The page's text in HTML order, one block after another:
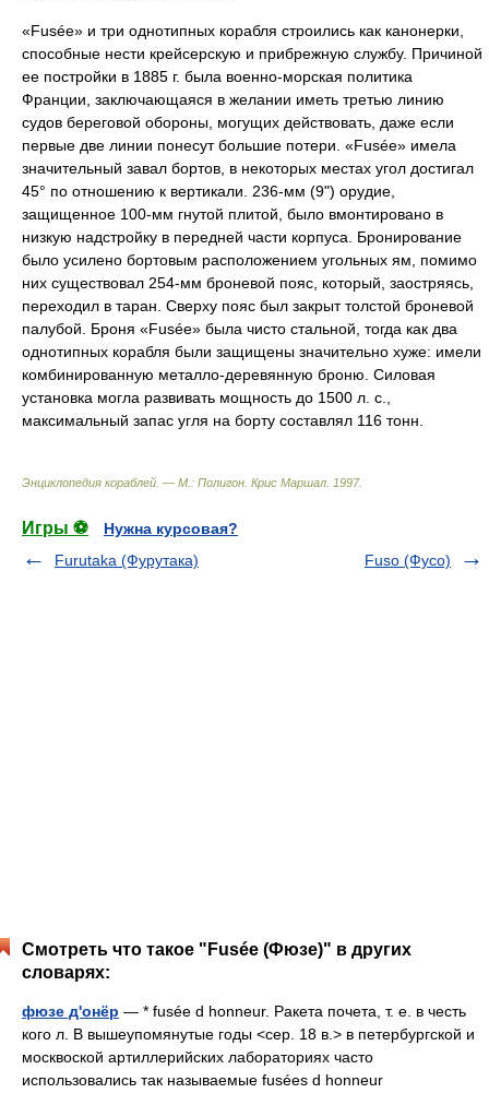
«Fusée» и три однотипных корабля строились как канонерки,
способные нести крейсерскую и прибрежную службу. Причиной
ее постройки в 1885 г. была военно-морская политика
Франции, заключающаяся в желании иметь третью линию
судов береговой обороны, могущих действовать, даже если
первые две линии понесут большие потери. «Fusée» имела
значительный завал бортов, в некоторых местах угол достигал
45° по отношению к вертикали. 236-мм (9") орудие,
защищенное 100-мм гнутой плитой, было вмонтировано в
низкую надстройку в передней части корпуса. Бронирование
было усилено бортовым расположением угольных ям, помимо
них существовал 254-мм броневой пояс, который, заостряясь,
переходил в таран. Сверху пояс был закрыт толстой броневой
палубой. Броня «Fusée» была чисто стальной, тогда как два
однотипных корабля были защищены значительно хуже: имели
комбинированную металло-деревянную броню. Силовая
установка могла развивать мощность до 1500 л. с.,
максимальный запас угля на борту составлял 116 тонн.
Энциклопедия кораблей. — М.: Полигон Крис Маршал 1997.
Игры ⚽
Нужна курсовая?
Furutaka (Фурутака)
Fuso (Фусо)
Смотреть что такое "Fusée (Фюзе)" в других
словарях:
фюзе д'онёр — * fusée d honneur. Ракета почета, т. е. в честь
кого л. В вышеупомянутые годы <сер. 18 в.> в петербургской и
москвоской артиллерийских лабораториях часто
использовались так называемые fusées d honneur